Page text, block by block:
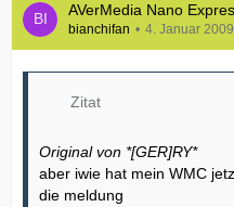
AVerMedia Nano
bianchifan 4. Januar
Zitat
Original von *[GER]RY*
aber iwie hat mein WMC
die meldung